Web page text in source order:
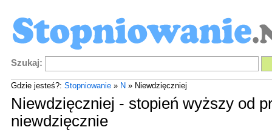
Szukaj:
Gdzie jesteś?: Stopniowanie» N » Niewdzięczniej
Niewdzięczniej - stopień wyższy od
niewdzięcznie